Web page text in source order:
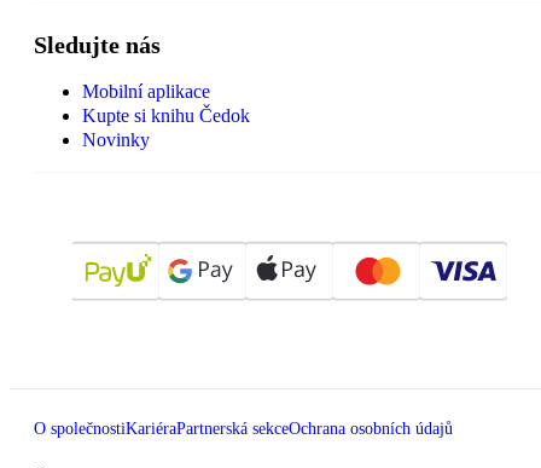
Sledujte nás
Mobilní aplikace
Kupte si knihu Čedok
Novinky
O společnostiKariéraPartnerská sekceOchrana osobních údajů